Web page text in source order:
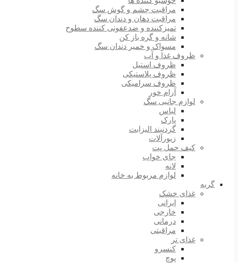
مراقبت چشم و گوش سگ
مراقبت دهان و دندان سگ
تمیزکننده و ضدعفونی کننده سطوح
شانه و گره باز کن
مسواک و خمیر دندان سگ
ظروف غذا و آب
ظروف استیل
ظروف پلاستیکی
ظروف سرامیکی
آرام خور
لوازم جانبی سگ
لباس
پارک
گردنبند الیزابت
زیورآلات
کیف حمل پت
جای خواب
لانه
لوازم مربوط به خانه
گربه
غذای خشک
ایرانی
خارجی
درمانی
مراقبتی
غذای تر
کنسرو
پوچ